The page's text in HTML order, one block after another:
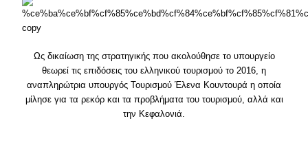
Ως δικαίωση της στρατηγικής που ακολούθησε το υπουργείο
θεωρεί τις επιδόσεις του ελληνικού τουρισμού το 2016, η
αναπληρώτρια υπουργός Τουρισμού Έλενα Κουντουρά η οποία
μίλησε για τα ρεκόρ και τα προβλήματα του τουρισμού, αλλά και
την Κεφαλονιά.